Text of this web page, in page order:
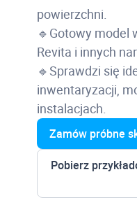
powierzchni.
🔹Gotowy model
Revita i innych
🔹Sprawdzi się
inwentaryzacji,
instalacjach.
Zamów próbne
Pobierz